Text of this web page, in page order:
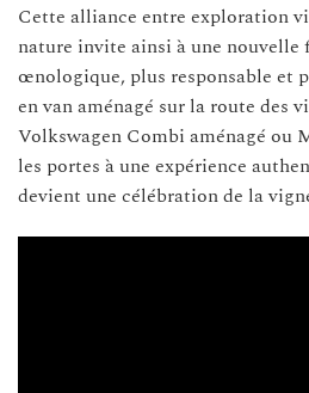
Cette alliance entre exploration
nature invite ainsi à une nouvelle
œnologique, plus responsable et
en van aménagé sur la route des
Volkswagen Combi aménagé ou
les portes à une expérience
devient une célébration de la